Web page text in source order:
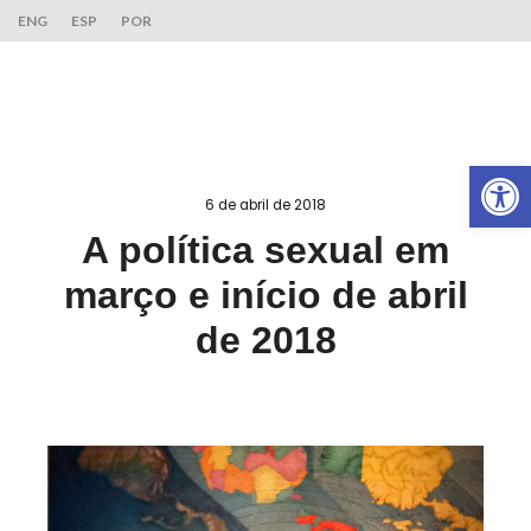
ENG ESP POR
6 de abril de 2018
A política sexual em
março e início de abril
de 2018